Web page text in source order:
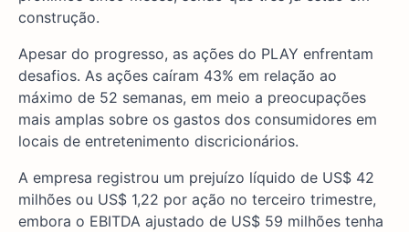
construção.
Apesar do progresso, as ações do PLAY enfrentam
desafios. As ações caíram 43% em relação ao
máximo de 52 semanas, em meio a preocupações
mais amplas sobre os gastos dos consumidores em
locais de entretenimento discricionários.
A empresa registrou um prejuízo líquido de US$ 42
milhões ou US$ 1,22 por ação no terceiro trimestre,
embora o EBITDA ajustado de US$ 59 milhões tenha